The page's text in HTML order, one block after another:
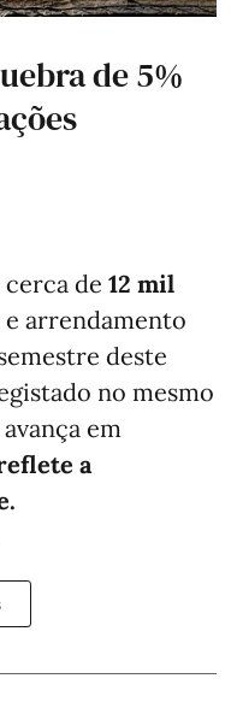
de 5%
de 12 mil
e arrendamento
deste
no mesmo
em
a